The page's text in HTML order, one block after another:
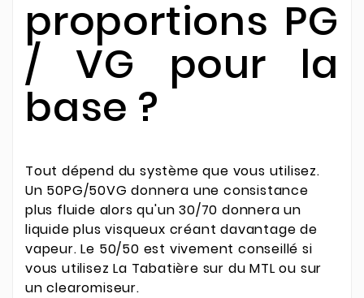
proportions PG
/ VG pour la
base ?
Tout dépend du système que vous utilisez.
Un 50PG/50VG donnera une consistance
plus fluide alors qu'un 30/70 donnera un
liquide plus visqueux créant davantage de
vapeur. Le 50/50 est vivement conseillé si
vous utilisez La Tabatière sur du MTL ou sur
un clearomiseur.